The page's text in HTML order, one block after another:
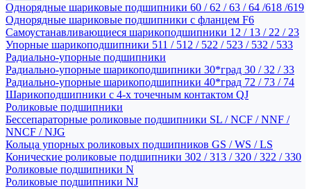
Однорядные шариковые подшипники 60 / 62 / 63 / 64 /618 /619
Однорядные шариковые подшипники с фланцем F6
Самоустанавливающиеся шарикоподшипники 12 / 13 / 22 / 23
Упорные шарикоподшипники 511 / 512 / 522 / 523 / 532 / 533
Радиально-упорные подшипники
Радиально-упорные шарикоподшипники 30*град 30 / 32 / 33
Радиально-упорные шарикоподшипники 40*град 72 / 73 / 74
Шарикоподшипники с 4-х точечным контактом QJ
Роликовые подшипники
Бессепараторные роликовые подшипники SL / NCF / NNF /
NNCF / NJG
Кольца упорных роликовых подшипников GS / WS / LS
Конические роликовые подшипники 302 / 313 / 320 / 322 / 330
Роликовые подшипники N
Роликовые подшипники NJ